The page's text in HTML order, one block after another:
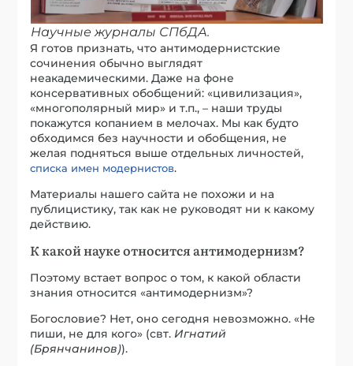
Научные журналы СПбДА.
Я готов признать, что антимодернистские
сочинения обычно выглядят
неакадемическими. Даже на фоне
консервативных обобщений: «цивилизация»,
«многополярный мир» и т.п., – наши труды
покажутся копанием в мелочах. Мы как будто
обходимся без научности и обобщения, не
желая подняться выше отдельных личностей,
списка имен модернистов.
Материалы нашего сайта не похожи и на
публицистику, так как не руководят ни к какому
действию.
К какой науке относится антимодернизм?
Поэтому встает вопрос о том, к какой области
знания относится «антимодернизм»?
Богословие? Нет, оно сегодня невозможно. «Не
пиши, не для кого» (свт. Игнатий
(Брянчанинов)).